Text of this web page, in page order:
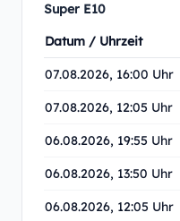
Super E10
Datum / Uhrzeit
07.08.2026, 16:00 Uhr
07.08.2026, 12:05 Uhr
06.08.2026, 19:55 Uhr
06.08.2026, 13:50 Uhr
06.08.2026, 12:05 Uhr